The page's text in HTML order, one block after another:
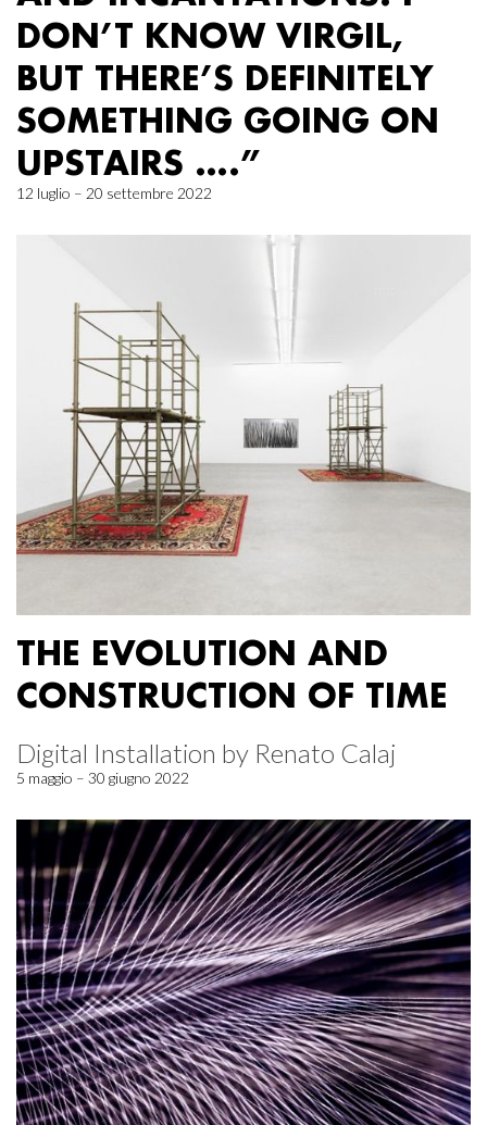
DON’T KNOW VIRGIL,
BUT THERE’S DEFINITELY
SOMETHING GOING ON
UPSTAIRS ….”
12 luglio – 20 settembre 2022
THE EVOLUTION AND
CONSTRUCTION OF TIME
Digital Installation by Renato Calaj
5 maggio – 30 giugno 2022